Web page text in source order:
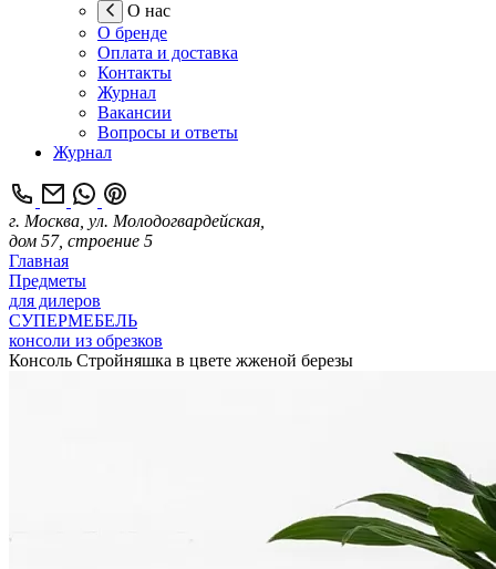
О нас
О бренде
Оплата и доставка
Контакты
Журнал
Вакансии
Вопросы и ответы
Журнал
г. Москва, ул. Молодогвардейская,
дом 57, строение 5
Главная
Предметы
для дилеров
СУПЕРМЕБЕЛЬ
консоли из обрезков
Консоль Стройняшка в цвете жженой березы